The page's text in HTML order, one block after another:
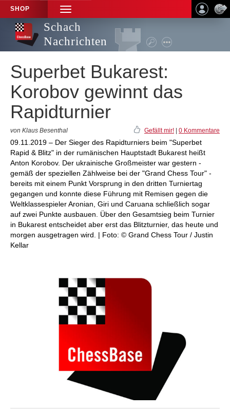
SHOP
TOGGLE
NAVIGATION
Schach
Nachrichten
Superbet Bukarest:
Korobov gewinnt das
Rapidturnier
von Klaus Besenthal Gefällt mir! 0 Kommentare
09.11.2019 – Der Sieger des Rapidturniers beim "Superbet
Rapid & Blitz" in der rumänischen Hauptstadt Bukarest heißt
Anton Korobov. Der ukrainische Großmeister war gestern -
gemäß der speziellen Zählweise bei der "Grand Chess Tour" -
bereits mit einem Punkt Vorsprung in den dritten Turniertag
gegangen und konnte diese Führung mit Remisen gegen die
Weltklassespieler Aronian, Giri und Caruana schließlich sogar
auf zwei Punkte ausbauen. Über den Gesamtsieg beim Turnier
in Bukarest entscheidet aber erst das Blitzturnier, das heute und
morgen ausgetragen wird. | Foto: © Grand Chess Tour / Justin
Kellar